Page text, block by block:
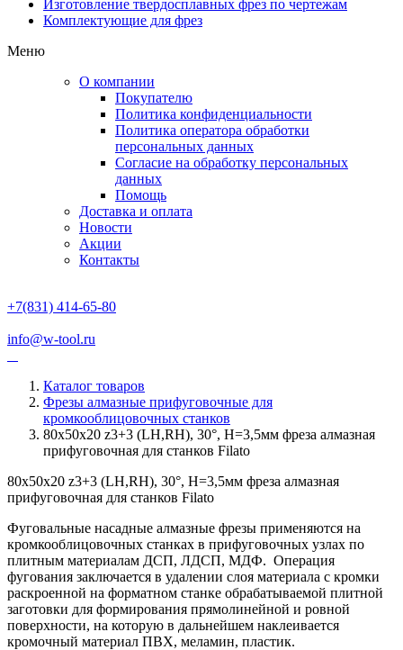
Изготовление твердосплавных фрез по чертежам
Комплектующие для фрез
Меню
О компании
Покупателю
Политика конфиденциальности
Политика оператора обработки
персональных данных
Согласие на обработку персональных
данных
Помощь
Доставка и оплата
Новости
Акции
Контакты
+7(831) 414-65-80
info@w-tool.ru
Каталог товаров
Фрезы алмазные прифуговочные для
кромкооблицовочных станков
80х50х20 z3+3 (LH,RH), 30°, Н=3,5мм фреза алмазная
прифуговочная для станков Filato
80х50х20 z3+3 (LH,RH), 30°, Н=3,5мм фреза алмазная
прифуговочная для станков Filato
Фуговальные насадные алмазные фрезы применяются на
кромкооб­лицовочных станках в прифуговочных узлах по
плитным материалам ДСП, ЛДСП, МДФ. Операция
фугования заключается в удалении слоя материала с кромки
раскроенной на форматном станке обрабатываемой плитной
заготовки для формирования прямолинейной и ровной
поверхности, на которую в дальнейшем наклеивается
кромочный материал ПВХ, меламин, пластик.